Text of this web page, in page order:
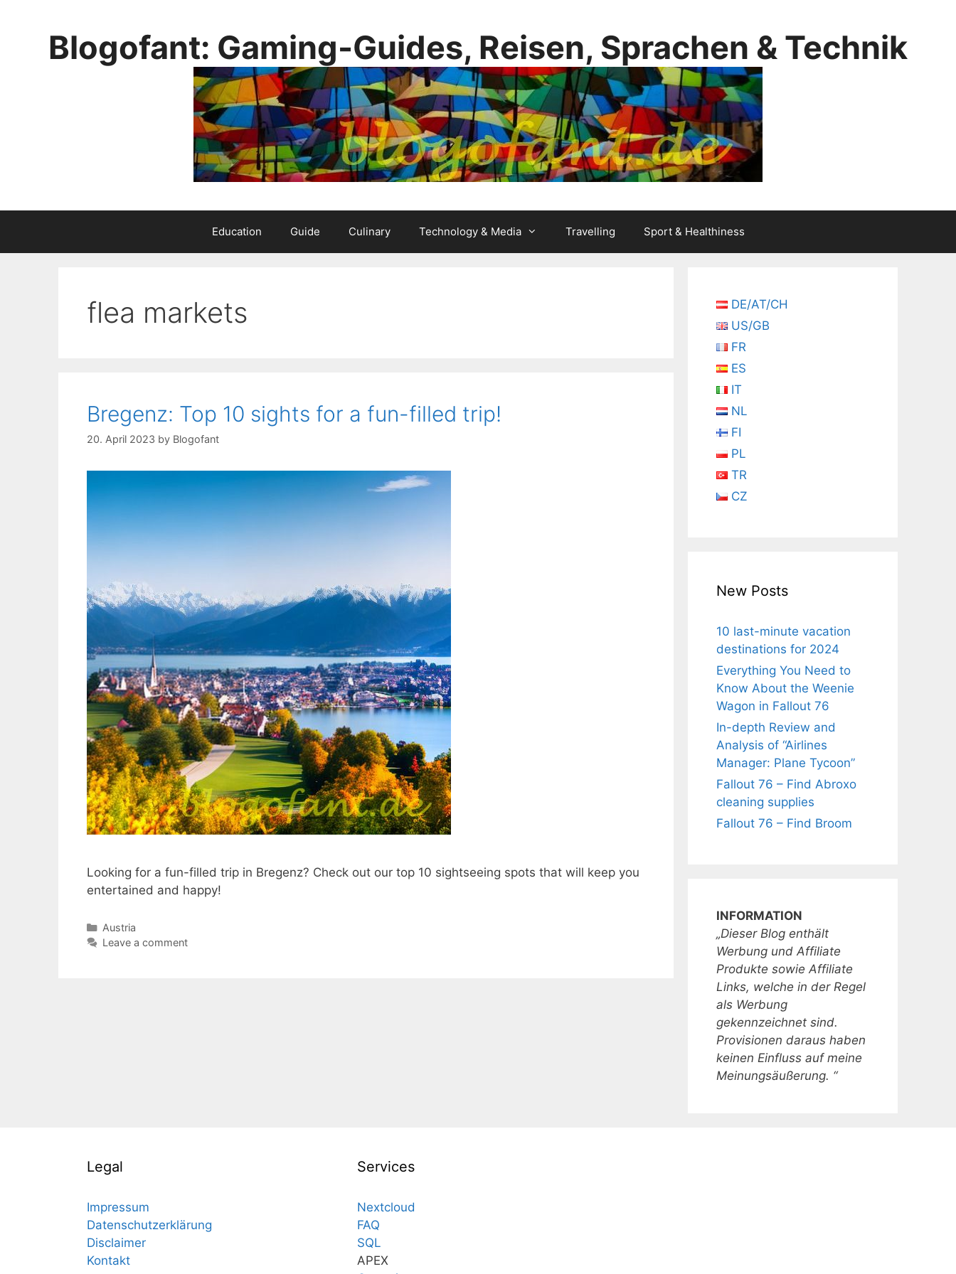
Blogofant: Gaming-Guides, Reisen, Sprachen & Technik
Education Guide Culinary Technology & Media Travelling Sport & Healthiness
flea markets
Bregenz: Top 10 sights for a fun-filled trip!
20. April 2023 by Blogofant
Looking for a fun-filled trip in Bregenz? Check out our top 10 sightseeing spots that will keep you
entertained and happy!
Categories
Austria
Leave a comment
DE/AT/CH
US/GB
FR
ES
IT
NL
FI
PL
TR
CZ
New Posts
10 last-minute vacation
destinations for 2024
Everything You Need to
Know About the Weenie
Wagon in Fallout 76
In-depth Review and
Analysis of “Airlines
Manager: Plane Tycoon”
Fallout 76 – Find Abroxo
cleaning supplies
Fallout 76 – Find Broom
INFORMATION
„Dieser Blog enthält
Werbung und Affiliate
Produkte sowie Affiliate
Links, welche in der Regel
als Werbung
gekennzeichnet sind.
Provisionen daraus haben
keinen Einfluss auf meine
Meinungsäußerung. “
Legal
Impressum
Datenschutzerklärung
Disclaimer
Kontakt
Services
Nextcloud
FAQ
SQL
APEX